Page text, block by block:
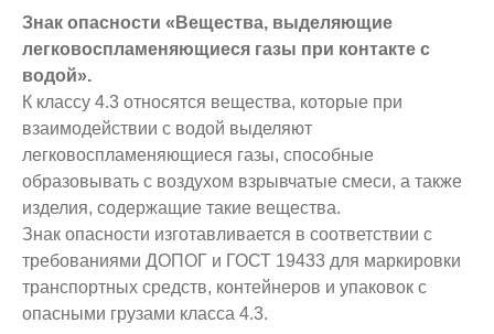
Знак опасности «Вещества, выделяющие
легковоспламеняющиеся газы при контакте с
водой».
К классу 4.3 относятся вещества, которые при
взаимодействии с водой выделяют
легковоспламеняющиеся газы, способные
образовывать с воздухом взрывчатые смеси, а также
изделия, содержащие такие вещества.
Знак опасности изготавливается в соответствии с
требованиями ДОПОГ и ГОСТ 19433 для маркировки
транспортных средств, контейнеров и упаковок с
опасными грузами класса 4.3.